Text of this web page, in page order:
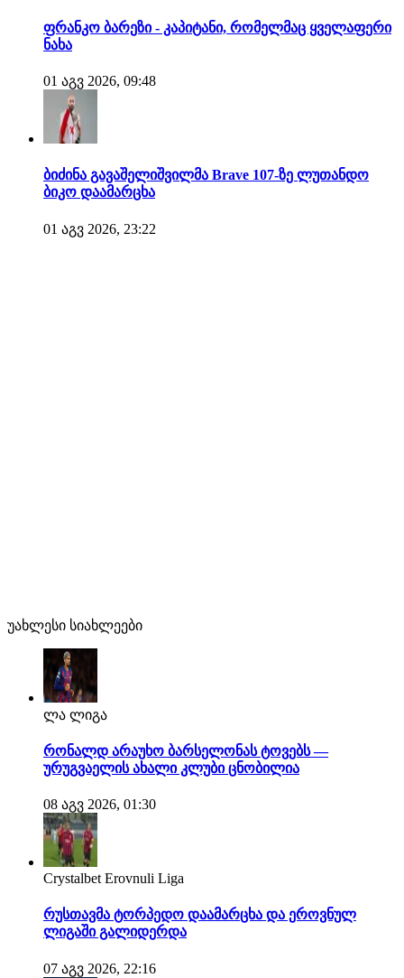
ფრანკო ბარეზი - კაპიტანი, რომელმაც ყველაფერი
ნახა
01 აგვ 2026, 09:48
ბიძინა გავაშელიშვილმა Brave 107-ზე ლუთანდო
ბიკო დაამარცხა
01 აგვ 2026, 23:22
უახლესი სიახლეები
ლა ლიგა
რონალდ არაუხო ბარსელონას ტოვებს —
ურუგვაელის ახალი კლუბი ცნობილია
08 აგვ 2026, 01:30
Crystalbet Erovnuli Liga
რუსთავმა ტორპედო დაამარცხა და ეროვნულ
ლიგაში გალიდერდა
07 აგვ 2026, 22:16